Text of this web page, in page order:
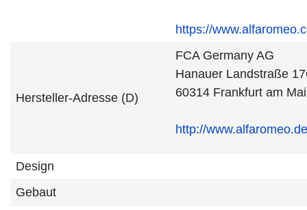
https://
Hersteller-Adresse (D)
FCA Germany AG
Hanauer Landstraße
60314 Frankfurt am
http://www.alfaromeo.de
Design
Gebaut